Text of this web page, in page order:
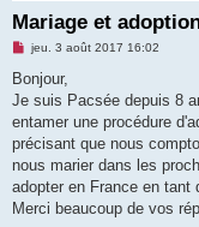
Mariage et
M
s
a
g
n
o
l
u
jeu. 3 août 2017 16:02
Bonjour,
Je suis Pacsée depuis 8
entamer une procédure
précisant que nous
nous marier dans les
adopter en France en tant
Merci beaucoup de vos